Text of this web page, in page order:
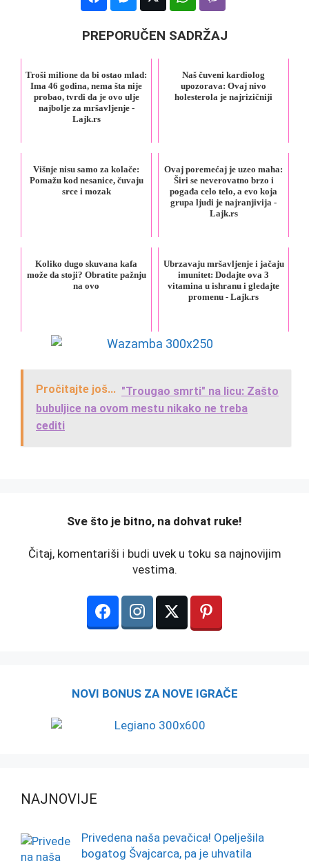
PREPORUČEN SADRŽAJ
Troši milione da bi ostao mlad:
Ima 46 godina, nema šta nije
probao, tvrdi da je ovo ulje
najbolje za mršavljenje -
Lajk.rs
Naš čuveni kardiolog
upozorava: Ovaj nivo
holesterola je najrizičniji
Višnje nisu samo za kolače:
Pomažu kod nesanice, čuvaju
srce i mozak
Ovaj poremećaj je uzeo maha:
Širi se neverovatno brzo i
pogađa celo telo, a evo koja
grupa ljudi je najranjivija -
Lajk.rs
Koliko dugo skuvana kafa
može da stoji? Obratite pažnju
na ovo
Ubrzavaju mršavljenje i jačaju
imunitet: Dodajte ova 3
vitamina u ishranu i gledajte
promenu - Lajk.rs
Pročitajte još... "Trougao smrti" na licu: Zašto
bubuljice na ovom mestu nikako ne treba
cediti
️Sve što je bitno, na dohvat ruke!
Čitaj, komentariši i budi uvek u toku sa najnovijim
vestima.
NOVI BONUS ZA NOVE IGRAČE
NAJNOVIJE
Privedena naša pevačica! Opelješila
bogatog Švajcarca, pa je uhvatila